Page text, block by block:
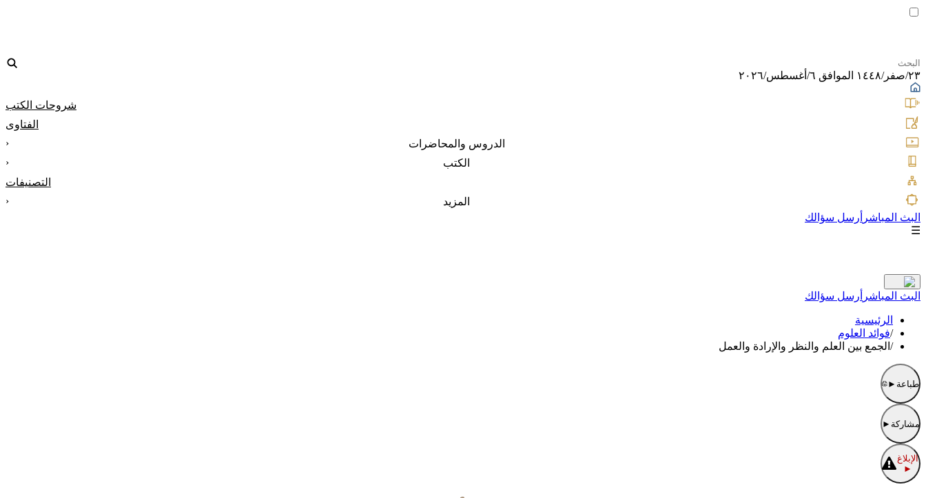
٢٣/صفر/١٤٤٨ الموافق ٦/أغسطس/٢٠٢٦
شروحات الكتب
الفتاوى
الدروس والمحاضرات
‹
الكتب
‹
التصنيفات
المزيد
‹
البث المباشر أرسل سؤالك
☰
البث المباشر أرسل سؤالك
الرئيسية
/فوائد العلوم
/ الجمع بين العلم والنظر والإرادة والعمل
طباعة ►
مشاركة ►
الإبلاغ
►